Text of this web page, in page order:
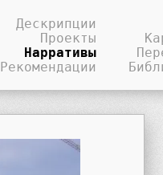
Дескрипции
Проекты
Нарративы
Рекомендации